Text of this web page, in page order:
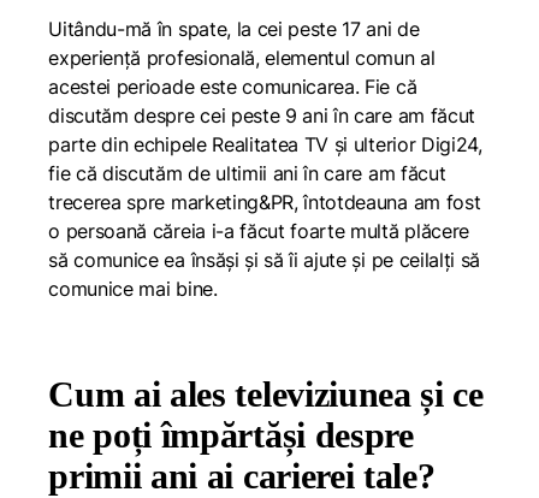
Uitându-mă în spate, la cei peste 17 ani de
experiență profesională, elementul comun al
acestei perioade este comunicarea. Fie că
discutăm despre cei peste 9 ani în care am făcut
parte din echipele Realitatea TV și ulterior Digi24,
fie că discutăm de ultimii ani în care am făcut
trecerea spre marketing&PR, întotdeauna am fost
o persoană căreia i-a făcut foarte multă plăcere
să comunice ea însăși și să îi ajute și pe ceilalți să
comunice mai bine.
Cum ai ales televiziunea și ce
ne poți împărtăși despre
primii ani ai carierei tale?